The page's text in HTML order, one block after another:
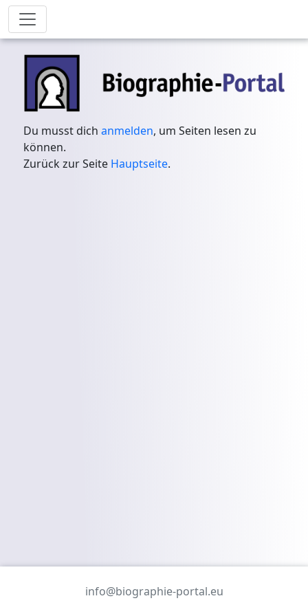
Du musst dichanmelden, um Seiten lesen zu
können.
Zurück zur Seite Hauptseite.
info@biographie-portal.eu